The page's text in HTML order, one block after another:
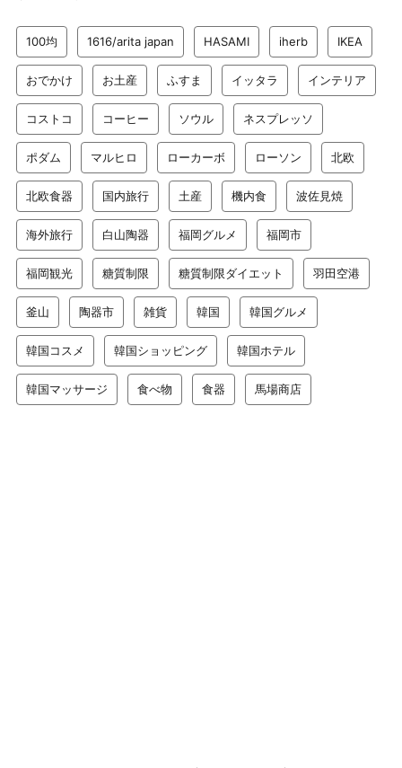
100均 1616/arita japan HASAMI iherb IKEA
おでかけ お土産 ふすま イッタラ インテリア
コストコ コーヒー ソウル ネスプレッソ
ポダム マルヒロ ローカーボ ローソン 北欧
北欧食器 国内旅行 土産 機内食 波佐見焼
海外旅行 白山陶器 福岡グルメ 福岡市
福岡観光 糖質制限 糖質制限ダイエット 羽田空港
釜山 陶器市 雑貨 韓国 韓国グルメ
韓国コスメ 韓国ショッピング 韓国ホテル
韓国マッサージ 食べ物 食器 馬場商店